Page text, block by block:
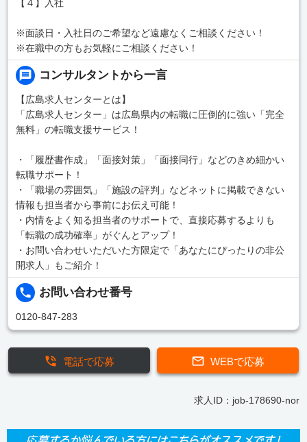
【４】入社
※面談日・入社日のご希望など遠慮なくご相談ください！
※在職中の方もお気軽にご相談ください！
コンサルタントから一言
【広島求人センターとは】
「広島求人センター」は広島県内の転職に圧倒的に強い「完全
無料」の転職支援サービス！
・「履歴書作成」「面接対策」「面接同行」などのきめ細かい
転職サポート！
・「職場の雰囲気」「施設の評判」などネットに掲載できない
情報も担当者から事前にお伝え可能！
・内情をよく知る担当者のサポートで、直接応募するよりも
「転職の成功確率」がぐんとアップ！
・お問い合わせいただいた方限定で「あなたにぴったりの非公
開求人」もご紹介！
お問い合わせ番号
0120-847-283
WEBで応募
電話で応募
求人ID：job-178690-nor